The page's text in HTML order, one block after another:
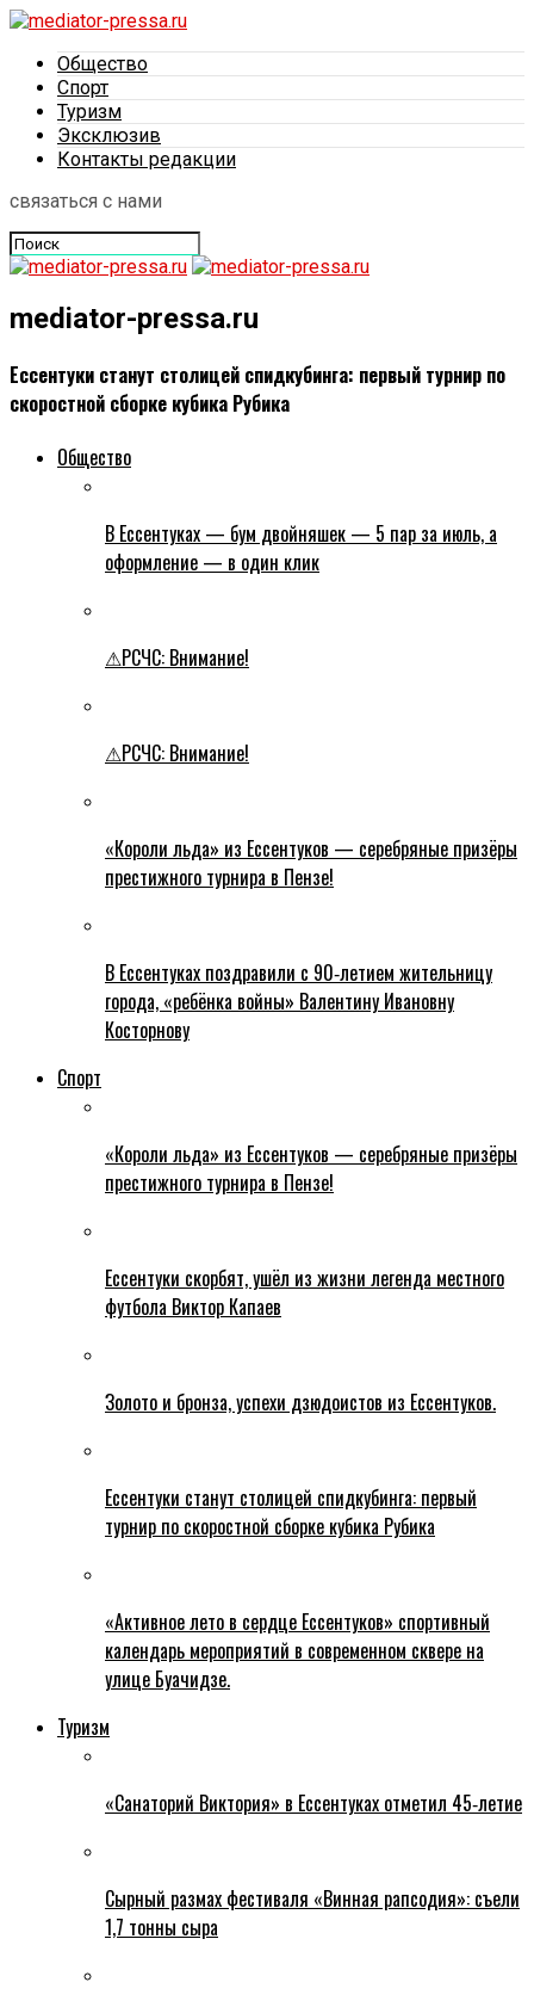
Общество
Спорт
Туризм
Эксклюзив
Контакты редакции
связаться с нами
mediator-pressa.ru
Ессентуки станут столицей спидкубинга: первый турнир по
скоростной сборке кубика Рубика
Общество
В Ессентуках — бум двойняшек — 5 пар за июль, а
оформление — в один клик
⚠РСЧС: Внимание!
⚠РСЧС: Внимание!
«Короли льда» из Ессентуков — серебряные призёры
престижного турнира в Пензе!
В Ессентуках поздравили с 90‑летием жительницу
города, «ребёнка войны» Валентину Ивановну
Косторнову
Спорт
«Короли льда» из Ессентуков — серебряные призёры
престижного турнира в Пензе!
Ессентуки скорбят, ушёл из жизни легенда местного
футбола Виктор Капаев
Золото и бронза, успехи дзюдоистов из Ессентуков.
Ессентуки станут столицей спидкубинга: первый
турнир по скоростной сборке кубика Рубика
«Активное лето в сердце Ессентуков» спортивный
календарь мероприятий в современном сквере на
улице Буачидзе.
Туризм
«Санаторий Виктория» в Ессентуках отметил 45‑летие
Сырный размах фестиваля «Винная рапсодия»: съели
1,7 тонны сыра